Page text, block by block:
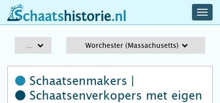
schaatshistorie.nl
Worchester (Massachusetts)
Schaatsenmakers |
Schaatsenverkopers met eigen